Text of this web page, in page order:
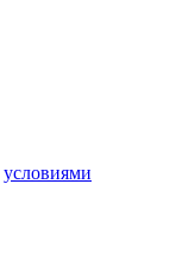
условиями